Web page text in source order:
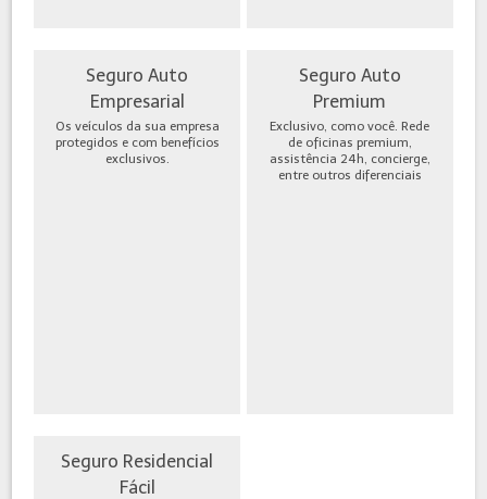
Seguro Auto
Empresarial
Os veículos da sua empresa
protegidos e com benefícios
exclusivos.
Seguro Auto
Premium
Exclusivo, como você. Rede
de oficinas premium,
assistência 24h, concierge,
entre outros diferenciais
Seguro Residencial
Fácil